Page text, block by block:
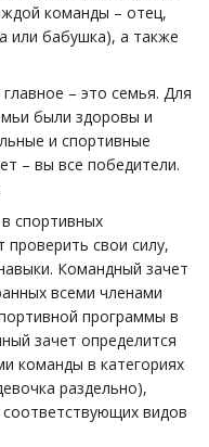
команды – отец,
или бабушка), а также
– это семья. Для
были здоровы и
и спортивные
– вы все победители.
спортивных
проверить свои силу,
Командный зачет
всеми членами
программы в
зачет определится
команды в категориях
раздельно),
видов